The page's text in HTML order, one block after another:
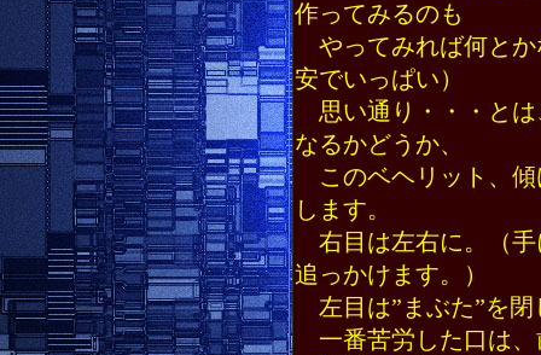
作ってみるのも
やってみれば何とか
安でいっぱい）
思い通り・・・とは
なるかどうか、
このベヘリット、傾
します。
右目は左右に。（手
追っかけます。）
左目は”まぶた”を閉
一番苦労した口は、